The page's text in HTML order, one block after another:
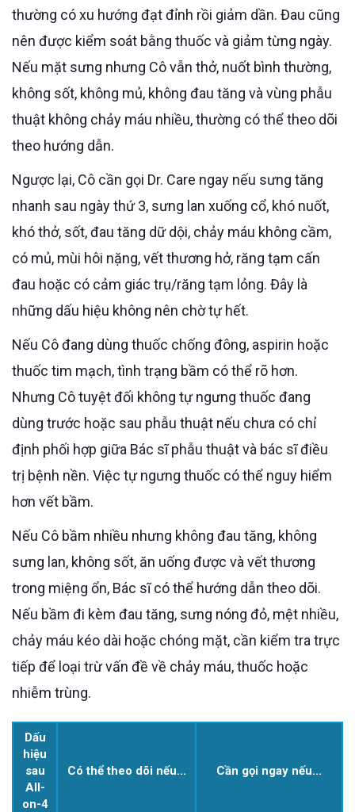
thường có xu hướng đạt đỉnh rồi giảm dần. Đau cũng
nên được kiểm soát bằng thuốc và giảm từng ngày.
Nếu mặt sưng nhưng Cô vẫn thở, nuốt bình thường,
không sốt, không mủ, không đau tăng và vùng phẫu
thuật không chảy máu nhiều, thường có thể theo dõi
theo hướng dẫn.
Ngược lại, Cô cần gọi Dr. Care ngay nếu sưng tăng
nhanh sau ngày thứ 3, sưng lan xuống cổ, khó nuốt,
khó thở, sốt, đau tăng dữ dội, chảy máu không cầm,
có mủ, mùi hôi nặng, vết thương hở, răng tạm cấn
đau hoặc có cảm giác trụ/răng tạm lỏng. Đây là
những dấu hiệu không nên chờ tự hết.
Nếu Cô đang dùng thuốc chống đông, aspirin hoặc
thuốc tim mạch, tình trạng bầm có thể rõ hơn.
Nhưng Cô tuyệt đối không tự ngưng thuốc đang
dùng trước hoặc sau phẫu thuật nếu chưa có chỉ
định phối hợp giữa Bác sĩ phẫu thuật và bác sĩ điều
trị bệnh nền. Việc tự ngưng thuốc có thể nguy hiểm
hơn vết bầm.
Nếu Cô bầm nhiều nhưng không đau tăng, không
sưng lan, không sốt, ăn uống được và vết thương
trong miệng ổn, Bác sĩ có thể hướng dẫn theo dõi.
Nếu bầm đi kèm đau tăng, sưng nóng đỏ, mệt nhiều,
chảy máu kéo dài hoặc chóng mặt, cần kiểm tra trực
tiếp để loại trừ vấn đề về chảy máu, thuốc hoặc
nhiễm trùng.
Dấu
hiệu
sau
All-
on-4
Có thể theo dõi nếu... Cần gọi ngay nếu...